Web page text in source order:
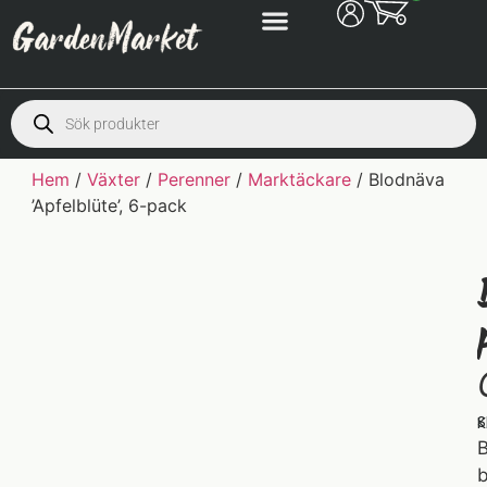
Hem /Växter / Perenner / Marktäckare / Blodnäva
’Apfelblüte’, 6-pack